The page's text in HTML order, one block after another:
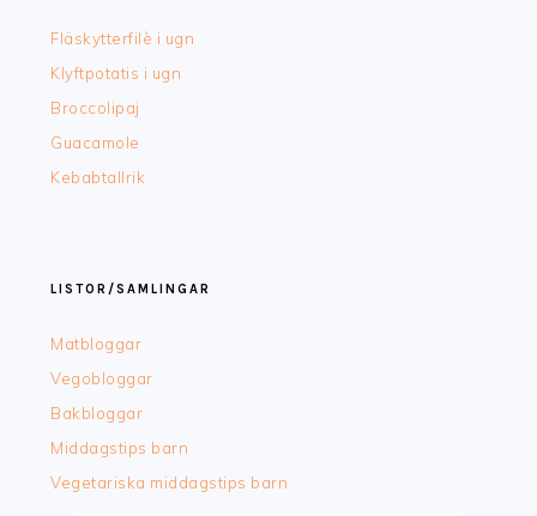
Fläskytterfilè i ugn
Klyftpotatis i ugn
Broccolipaj
Guacamole
Kebabtallrik
LISTOR/SAMLINGAR
Matbloggar
Vegobloggar
Bakbloggar
Middagstips barn
Vegetariska middagstips barn